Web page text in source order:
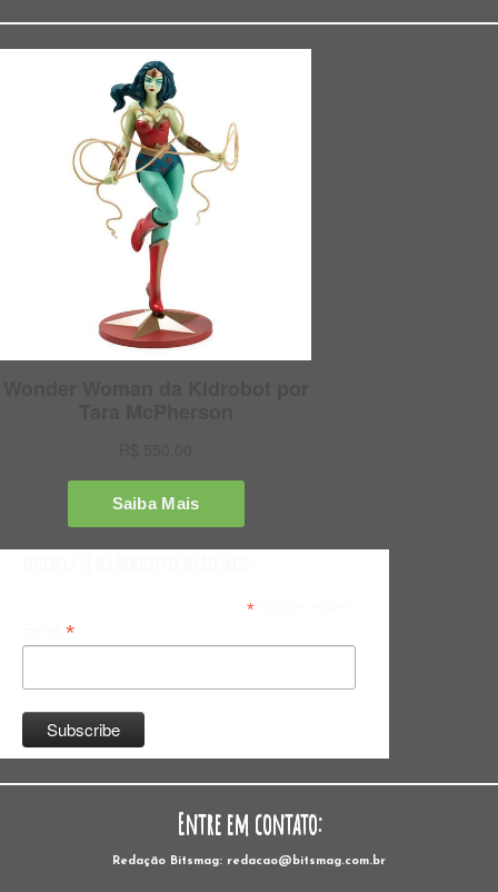
*indicates required
*
Entre em contato:
Redação Bitsmag: redacao@bitsmag.com.br